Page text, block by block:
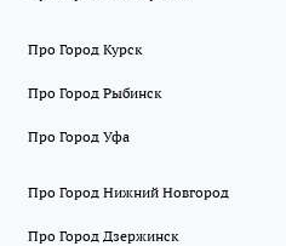
Про Город Курск
Про Город Рыбинск
Про Город Уфа
Про Город Нижний Новгород
Про Город Дзержинск